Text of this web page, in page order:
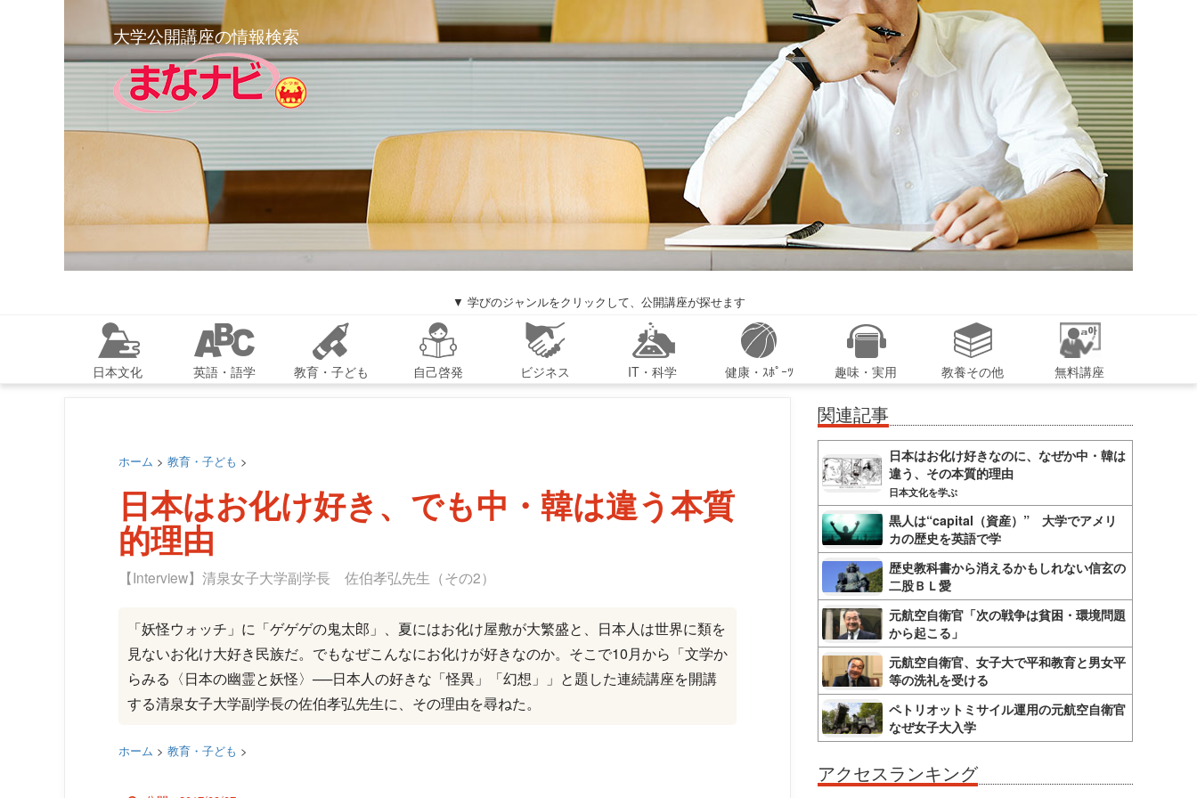
大学公開講座の情報検索
▼ 学びのジャンルをクリックして、公開講座が探せます
日本文化 英語・語学 教育・子ども 自己啓発 ビジネス IT・科学 健康・ｽﾎﾟｰﾂ 趣味・実用 教養その他 無料講座
ホーム > 教育・子ども >
日本はお化け好き、でも中・韓は違う本質
的理由
【Interview】清泉女子大学副学長 佐伯孝弘先生（その2）
「妖怪ウォッチ」に「ゲゲゲの鬼太郎」、夏にはお化け屋敷が大繁盛と、日本人は世界に類を
見ないお化け大好き民族だ。でもなぜこんなにお化けが好きなのか。そこで10月から「文学か
らみる〈日本の幽霊と妖怪〉──日本人の好きな「怪異」「幻想」」と題した連続講座を開講
する清泉女子大学副学長の佐伯孝弘先生に、その理由を尋ねた。
ホーム > 教育・子ども >
関連記事
日本はお化け好きなのに、なぜか中・韓は
違う、その本質的理由
日本文化を学ぶ
黒人は“capital（資産）” 大学でアメリ
カの歴史を英語で学
歴史教科書から消えるかもしれない信玄の
二股ＢＬ愛
元航空自衛官「次の戦争は貧困・環境問題
から起こる」
元航空自衛官、女子大で平和教育と男女平
等の洗礼を受ける
ペトリオットミサイル運用の元航空自衛官
なぜ女子大入学
アクセスランキング